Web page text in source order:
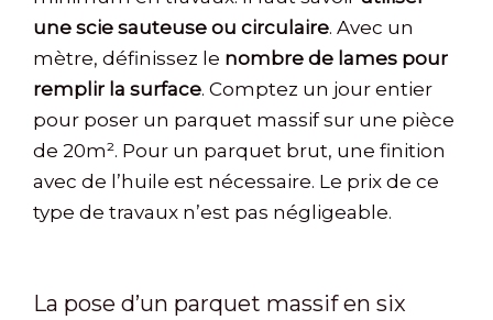
une scie sauteuse ou circulaire. Avec un
mètre, définissez le nombre de lames pour
remplir la surface. Comptez un jour entier
pour poser un parquet massif sur une pièce
de 20m². Pour un parquet brut, une finition
avec de l’huile est nécessaire. Le prix de ce
type de travaux n’est pas négligeable.
La pose d’un parquet massif en six